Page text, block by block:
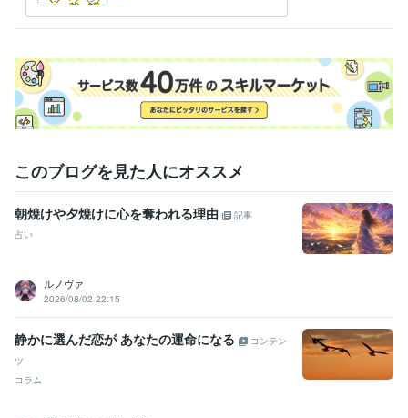
このブログを見た人にオススメ
朝焼けや夕焼けに心を奪われる理由
記事
占い
ルノヴァ
2026/08/02 22:15
静かに選んだ恋が あなたの運命になる
コンテン
ツ
コラム